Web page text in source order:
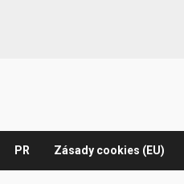
PR Zásady cookies (EU)